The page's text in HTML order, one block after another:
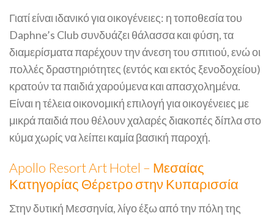
Γιατί είναι ιδανικό για οικογένειες: η τοποθεσία του
Daphne’s Club συνδυάζει θάλασσα και φύση, τα
διαμερίσματα παρέχουν την άνεση του σπιτιού, ενώ οι
πολλές δραστηριότητες (εντός και εκτός ξενοδοχείου)
κρατούν τα παιδιά χαρούμενα και απασχολημένα​.
Είναι η τέλεια οικονομική επιλογή για οικογένειες με
μικρά παιδιά που θέλουν χαλαρές διακοπές δίπλα στο
κύμα χωρίς να λείπει καμία βασική παροχή.
Apollo Resort Art Hotel – Μεσαίας
Κατηγορίας Θέρετρο στην Κυπαρισσία
Στην δυτική Μεσσηνία, λίγο έξω από την πόλη της